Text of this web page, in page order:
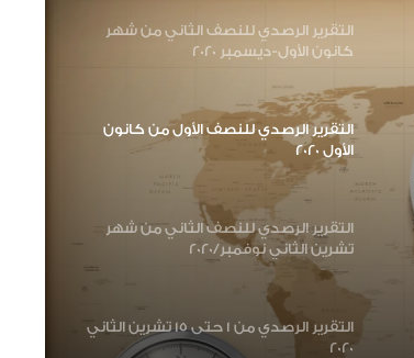
التقرير الرصدي للنصف الثاني من شهر
كانون الأول-ديسمبر 2020
التقرير الرصدي للنصف الأول من كانون
الأول 2020
التقرير الرصدي للنصف الثاني من شهر
تشرين الثاني نوفمبر/2020
التقرير الرصدي من 1 حتى 15 تشرين الثاني
2020